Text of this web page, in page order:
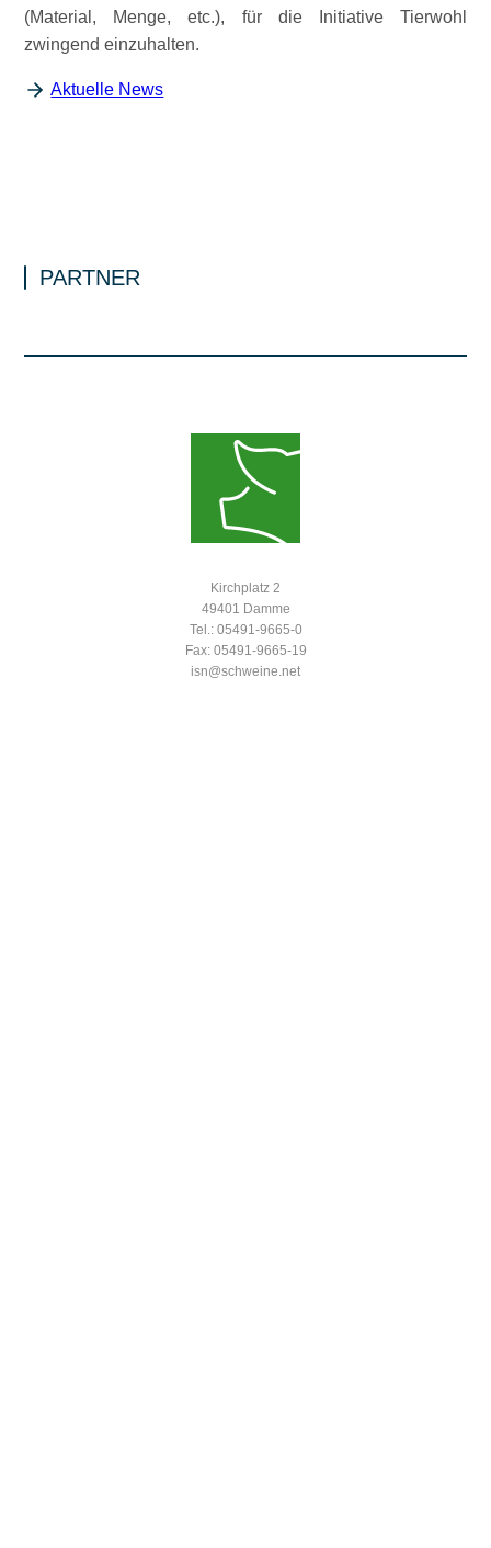
(Material, Menge, etc.), für die Initiative Tierwohl
zwingend einzuhalten.
Aktuelle News
PARTNER
Kirchplatz 2
49401 Damme
Tel.: 05491-9665-0
Fax: 05491-9665-19
isn@schweine.net